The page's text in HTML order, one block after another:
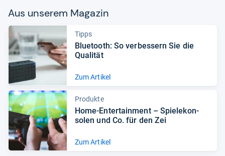
Aus unse­rem Maga­zin
Tipps
Blue­tooth: So ver­bes­sern Sie die
Qua­li­tät
Zum Artikel
Produkte
Home-​Enter­tain­ment – Spiele­kon­
so­len und Co. für den Zei
Zum Artikel